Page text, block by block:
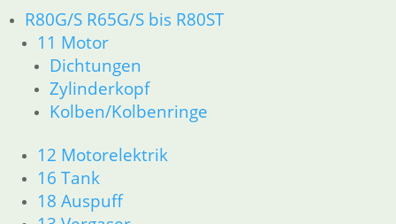
R80G/S R65G/S bis R80ST
11 Motor
Dichtungen
Zylinderkopf
Kolben/Kolbenringe
12 Motorelektrik
16 Tank
18 Auspuff
21 Kupplung
23 Getriebe
26 Kardanwelle
31 Telegabel
32 Lenkung
33 Antrieb
36 Räder
46 Rahmen & Verkleidung
51 Spiegel & Schlösser
52 Sitzbank